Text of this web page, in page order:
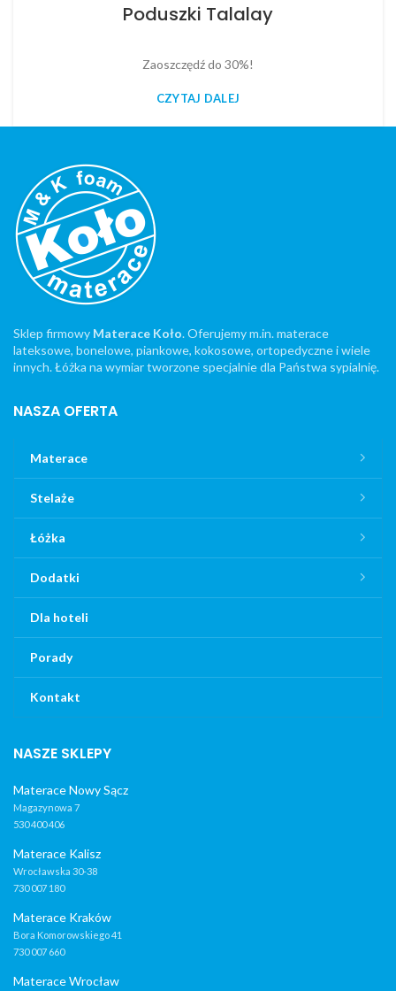
Poduszki Talalay
Zaoszczędź do 30%!
CZYTAJ DALEJ
Sklep firmowy Materace Koło. Oferujemy m.in. materace
lateksowe, bonelowe, piankowe, kokosowe, ortopedyczne i wiele
innych. Łóżka na wymiar tworzone specjalnie dla Państwa sypialnię.
NASZA OFERTA
Materace
Stelaże
Łóżka
Dodatki
Dla hoteli
Porady
Kontakt
NASZE SKLEPY
Materace Nowy Sącz
Magazynowa 7
530 400 406
Materace Kalisz
Wrocławska 30-38
730 007 180
Materace Kraków
Bora Komorowskiego 41
730 007 660
Materace Wrocław